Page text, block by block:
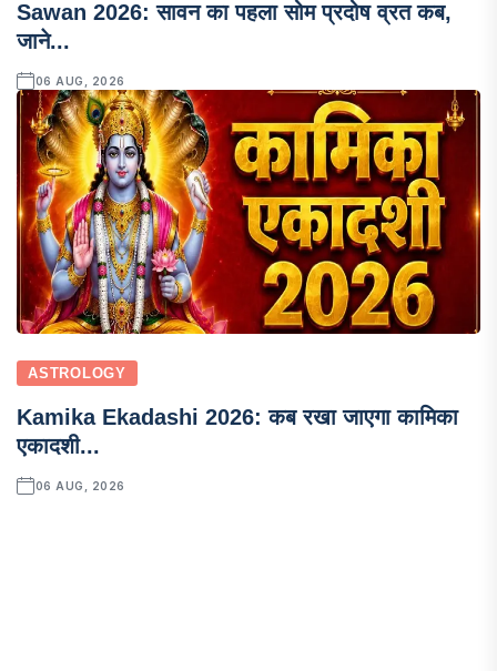
Sawan 2026: सावन का पहला सोम प्रदोष व्रत कब,
जाने...
06 AUG, 2026
ASTROLOGY
Kamika Ekadashi 2026: कब रखा जाएगा कामिका
एकादशी...
06 AUG, 2026